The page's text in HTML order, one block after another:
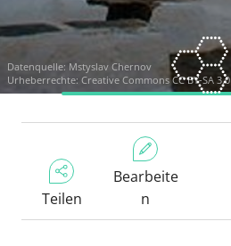
Datenquelle: Mstyslav Chernov
Urheberrechte: Creative Commons CC BY-SA 3.0
Teilen
Bearbeite
n